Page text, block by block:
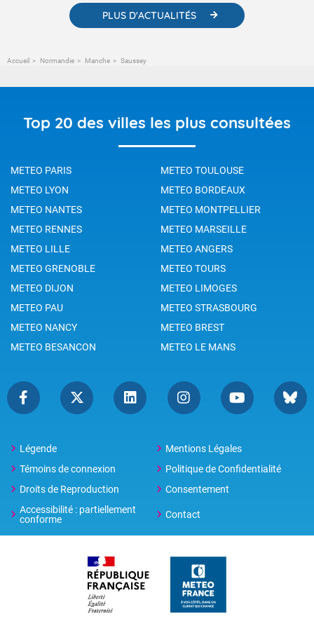
PLUS D'ACTUALITÉS
Accueil Normandie Manche Saussey
Top 20 des villes les plus consultées
METEO PARIS
METEO TOULOUSE
METEO LYON
METEO BORDEAUX
METEO NANTES
METEO MONTPELLIER
METEO RENNES
METEO MARSEILLE
METEO LILLE
METEO ANGERS
METEO GRENOBLE
METEO TOURS
METEO DIJON
METEO LIMOGES
METEO PAU
METEO STRASBOURG
METEO NANCY
METEO BREST
METEO BESANCON
METEO LE MANS
Légende
Mentions Légales
Témoins de connexion
Politique de Confidentialité
Droits de Reproduction
Consentement
Accessibilité : partiellement
conforme
Contact